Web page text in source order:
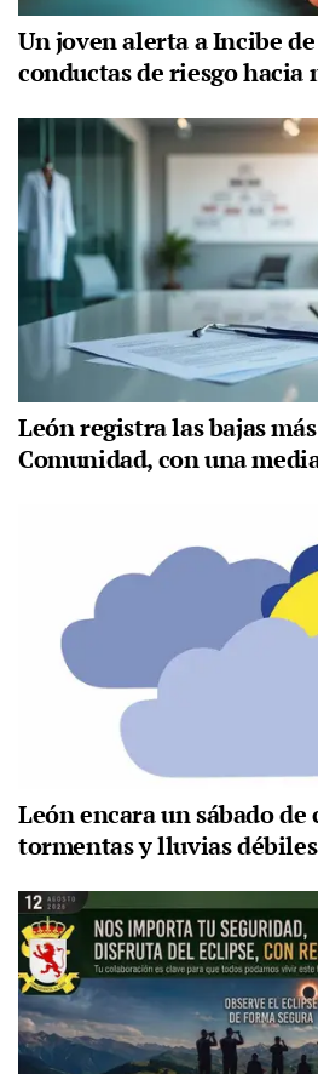
Un joven alerta a Incibe
conductas de riesgo hacia
León registra las bajas
Comunidad, con una
León encara un sábado de
tormentas y lluvias